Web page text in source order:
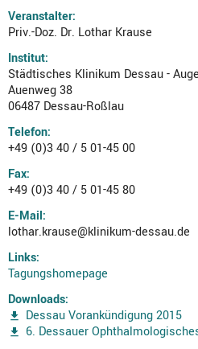
Veranstalter:
Priv.-Doz. Dr. Lothar Krause
Institut:
Städtisches Klinikum Dessau -
Auenweg 38
06487 Dessau-Roßlau
Telefon:
+49 (0)3 40 / 5 01-45 00
Fax:
+49 (0)3 40 / 5 01-45 80
E-Mail:
lothar.krause@klinikum-dessau.de
Links:
Tagungshomepage
Downloads:
Dessau Vorankündigung 2015
6. Dessauer